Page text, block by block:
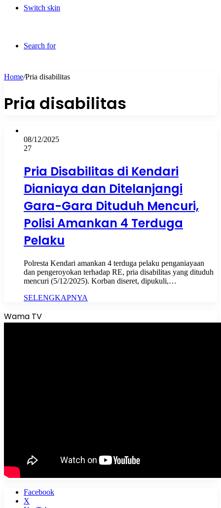
Switch skin
Search for
Home/Pria disabilitas
Pria disabilitas
08/12/2025
27
Pria Disabilitas di Kendari
Dianiaya dan Ditelanjangi
Gara-Gara Dituduh Mencuri,
Polisi Amankan 4 Terduga
Pelaku
Polresta Kendari amankan 4 terduga pelaku penganiayaan
dan pengeroyokan terhadap RE, pria disabilitas yang dituduh
mencuri (5/12/2025). Korban diseret, dipukuli,…
SELENGKAPNYA
Wama TV
Facebook
X